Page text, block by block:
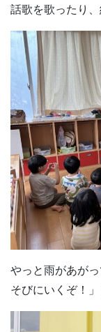
話歌を歌ったり
やっと雨があが
そびにいくぞ！」